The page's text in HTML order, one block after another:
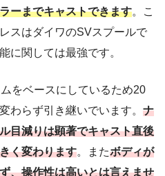
ーまでキャストできます。こ
スはダイワのSVスプールで
に関しては最強です。
をベースにしているため20
わらず引き継いでいます。 ナ
目減りは顕著でキャスト直後
く変わります。またボディが
、操作性は高いとは言えませ